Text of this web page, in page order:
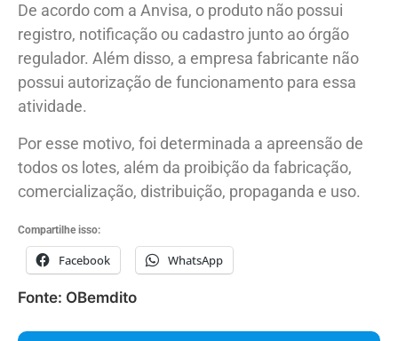
De acordo com a Anvisa, o produto não possui
registro, notificação ou cadastro junto ao órgão
regulador. Além disso, a empresa fabricante não
possui autorização de funcionamento para essa
atividade.
Por esse motivo, foi determinada a apreensão de
todos os lotes, além da proibição da fabricação,
comercialização, distribuição, propaganda e uso.
Compartilhe isso:
Facebook WhatsApp
Fonte: OBemdito